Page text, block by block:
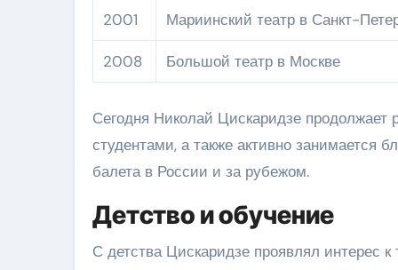
2001 Мариинский театр в Санкт-
2008 Большой театр в Москве
Сегодня Николай Цискаридзе продолжает
студентами, а также активно занимается
балета в России и за рубежом.
Детство и обучение
С детства Цискаридзе проявлял интерес